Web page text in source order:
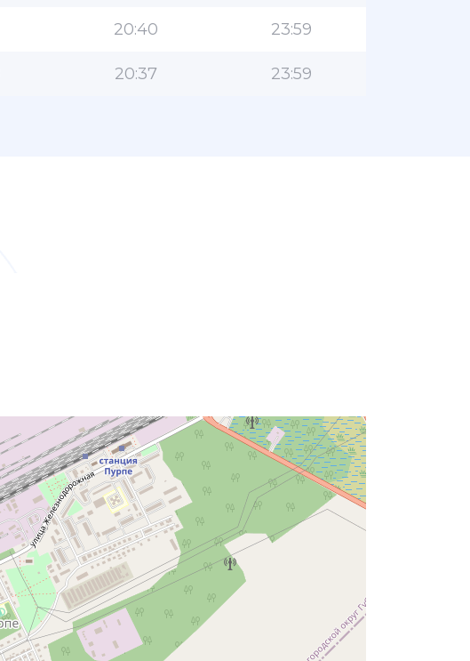
20:40 23:59
20:37 23:59